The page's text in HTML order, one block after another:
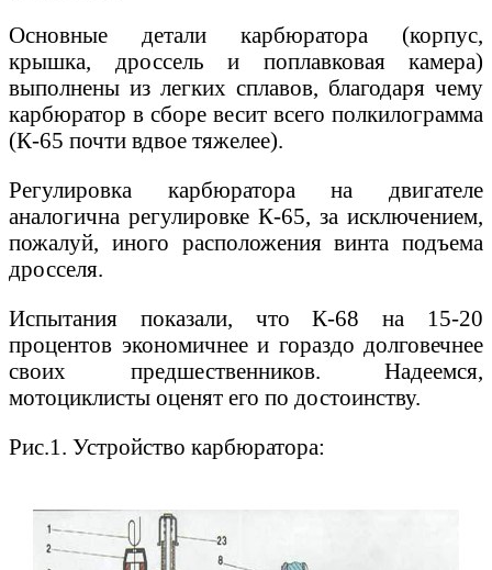
Основные детали карбюратора (корпус,
крышка, дроссель и поплавковая камера)
выполнены из легких сплавов, благодаря чему
карбюратор в сборе весит всего полкилограмма
(К-65 почти вдвое тяжелее).
Регулировка карбюратора на двигателе
аналогична регулировке К-65, за исключением,
пожалуй, иного расположения винта подъема
дросселя.
Испытания показали, что К-68 на 15-20
процентов экономичнее и гораздо долговечнее
своих предшественников. Надеемся,
мотоциклисты оценят его по достоинству.
Рис.1. Устройство карбюратора: